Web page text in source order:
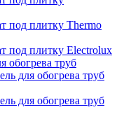
под плитку Thermo
под плитку Electrolux
обогрева труб
для обогрева труб
для обогрева труб